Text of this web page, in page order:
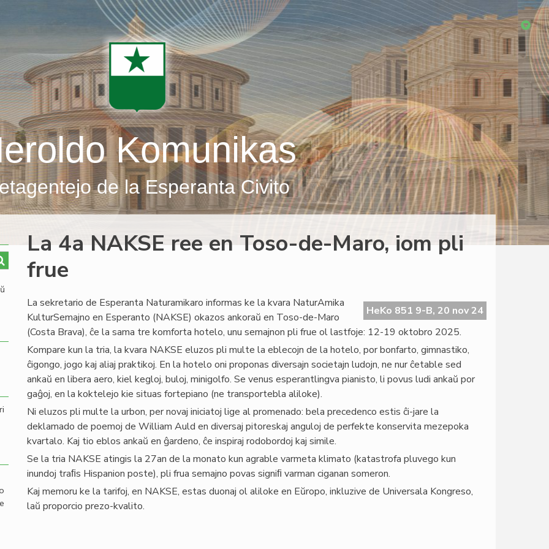
Komunikas
de la Esperanta Civito
La 4a NAKSE ree en Toso-de-Maro, iom pli
frue
HeKo 851 9-B, 20 nov 24
La sekretario de Esperanta Naturamikaro informas ke la kvara NaturAmika
KulturSemajno en Esperanto (NAKSE) okazos ankoraŭ en Toso-de-Maro
(Costa Brava), ĉe la sama tre komforta hotelo, unu semajnon pli frue ol lastfoje: 12-19 oktobro 2025.
Kompare kun la tria, la kvara NAKSE eluzos pli multe la eblecojn de la hotelo, por bonfarto, gimnastiko,
ĉigongo, jogo kaj aliaj praktikoj. En la hotelo oni proponas diversajn societajn ludojn, ne nur ĉetable sed
ankaŭ en libera aero, kiel kegloj, buloj, minigolfo. Se venus esperantlingva pianisto, li povus ludi ankaŭ por
gaĝoj, en la koktelejo kie situas fortepiano (ne transportebla aliloke).
Ni eluzos pli multe la urbon, per novaj iniciatoj lige al promenado: bela precedenco estis ĉi-jare la
deklamado de poemoj de William Auld en diversaj pitoreskaj anguloj de perfekte konservita mezepoka
kvartalo. Kaj tio eblos ankaŭ en ĝardeno, ĉe inspiraj rodobordoj kaj simile.
Se la tria NAKSE atingis la 27an de la monato kun agrable varmeta klimato (katastrofa pluvego kun
inundoj traﬁs Hispanion poste), pli frua semajno povas signiﬁ varman ciganan someron.
Kaj memoru ke la tarifoj, en NAKSE, estas duonaj ol aliloke en Eŭropo, inkluzive de Universala Kongreso,
laŭ proporcio prezo-kvalito.